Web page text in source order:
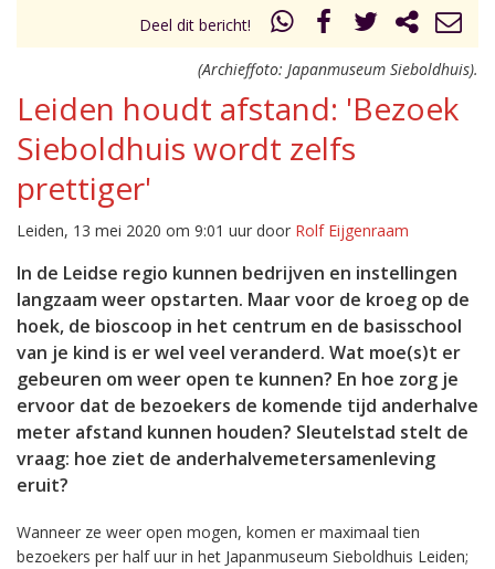
Deel dit bericht!
(Archieffoto: Japanmuseum Sieboldhuis).
Leiden houdt afstand: 'Bezoek
Sieboldhuis wordt zelfs
prettiger'
Leiden, 13 mei 2020 om 9:01 uur door Rolf Eijgenraam
In de Leidse regio kunnen bedrijven en instellingen
langzaam weer opstarten. Maar voor de kroeg op de
hoek, de bioscoop in het centrum en de basisschool
van je kind is er wel veel veranderd. Wat moe(s)t er
gebeuren om weer open te kunnen? En hoe zorg je
ervoor dat de bezoekers de komende tijd anderhalve
meter afstand kunnen houden? Sleutelstad stelt de
vraag: hoe ziet de anderhalvemetersamenleving
eruit?
Wanneer ze weer open mogen, komen er maximaal tien
bezoekers per half uur in het Japanmuseum Sieboldhuis Leiden;